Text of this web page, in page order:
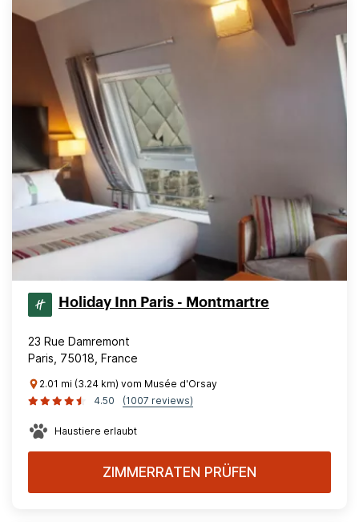
Holiday Inn Paris - Montmartre
23 Rue Damremont
Paris, 75018, France
2.01 mi (3.24 km) vom Musée d'Orsay
4.50
(1007 reviews)
Haustiere erlaubt
ZIMMERRATEN PRÜFEN